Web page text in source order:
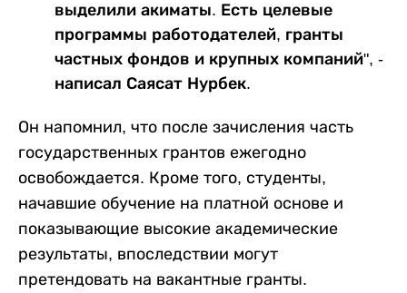
выделили акиматы. Есть целевые
программы работодателей, гранты
частных фондов и крупных компаний", -
написал Саясат Нурбек.
Он напомнил, что после зачисления часть
государственных грантов ежегодно
освобождается. Кроме того, студенты,
начавшие обучение на платной основе и
показывающие высокие академические
результаты, впоследствии могут
претендовать на вакантные гранты.